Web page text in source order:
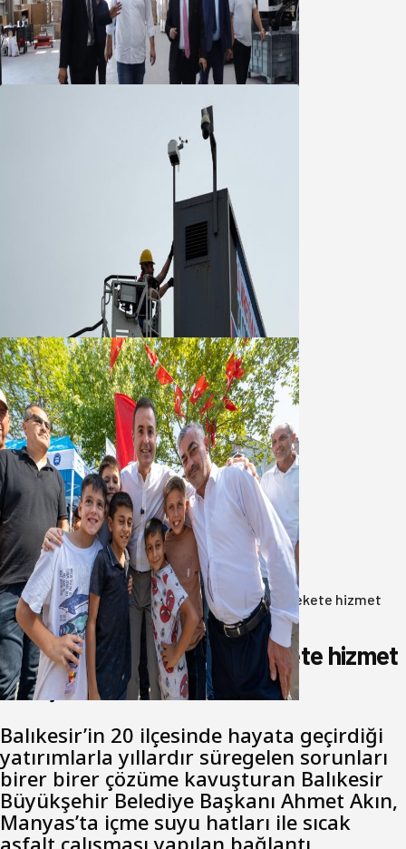
Marmara OSB Müteşebbis Heyeti
Toplantısı gerçekleştirildi
05 Ağustos 2026
Büyükşehir Çevresel İzleme Ağını
Bandırma ile Güçlendirdi
05 Ağustos 2026
Akın: Benim derdim memlekete
hizmet hemşerim!
05 Ağustos 2026
Anasayfa/Gündem
Akın: Benim derdim memlekete hizmet
hemşerim!
Akın: Benim derdim memlekete hizmet
hemşerim!
Balıkesir’in 20 ilçesinde hayata geçirdiği
yatırımlarla yıllardır süregelen sorunları
birer birer çözüme kavuşturan Balıkesir
Büyükşehir Belediye Başkanı Ahmet Akın,
Manyas’ta içme suyu hatları ile sıcak